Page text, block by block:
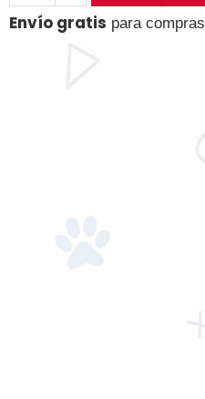
Envío gratis para compras